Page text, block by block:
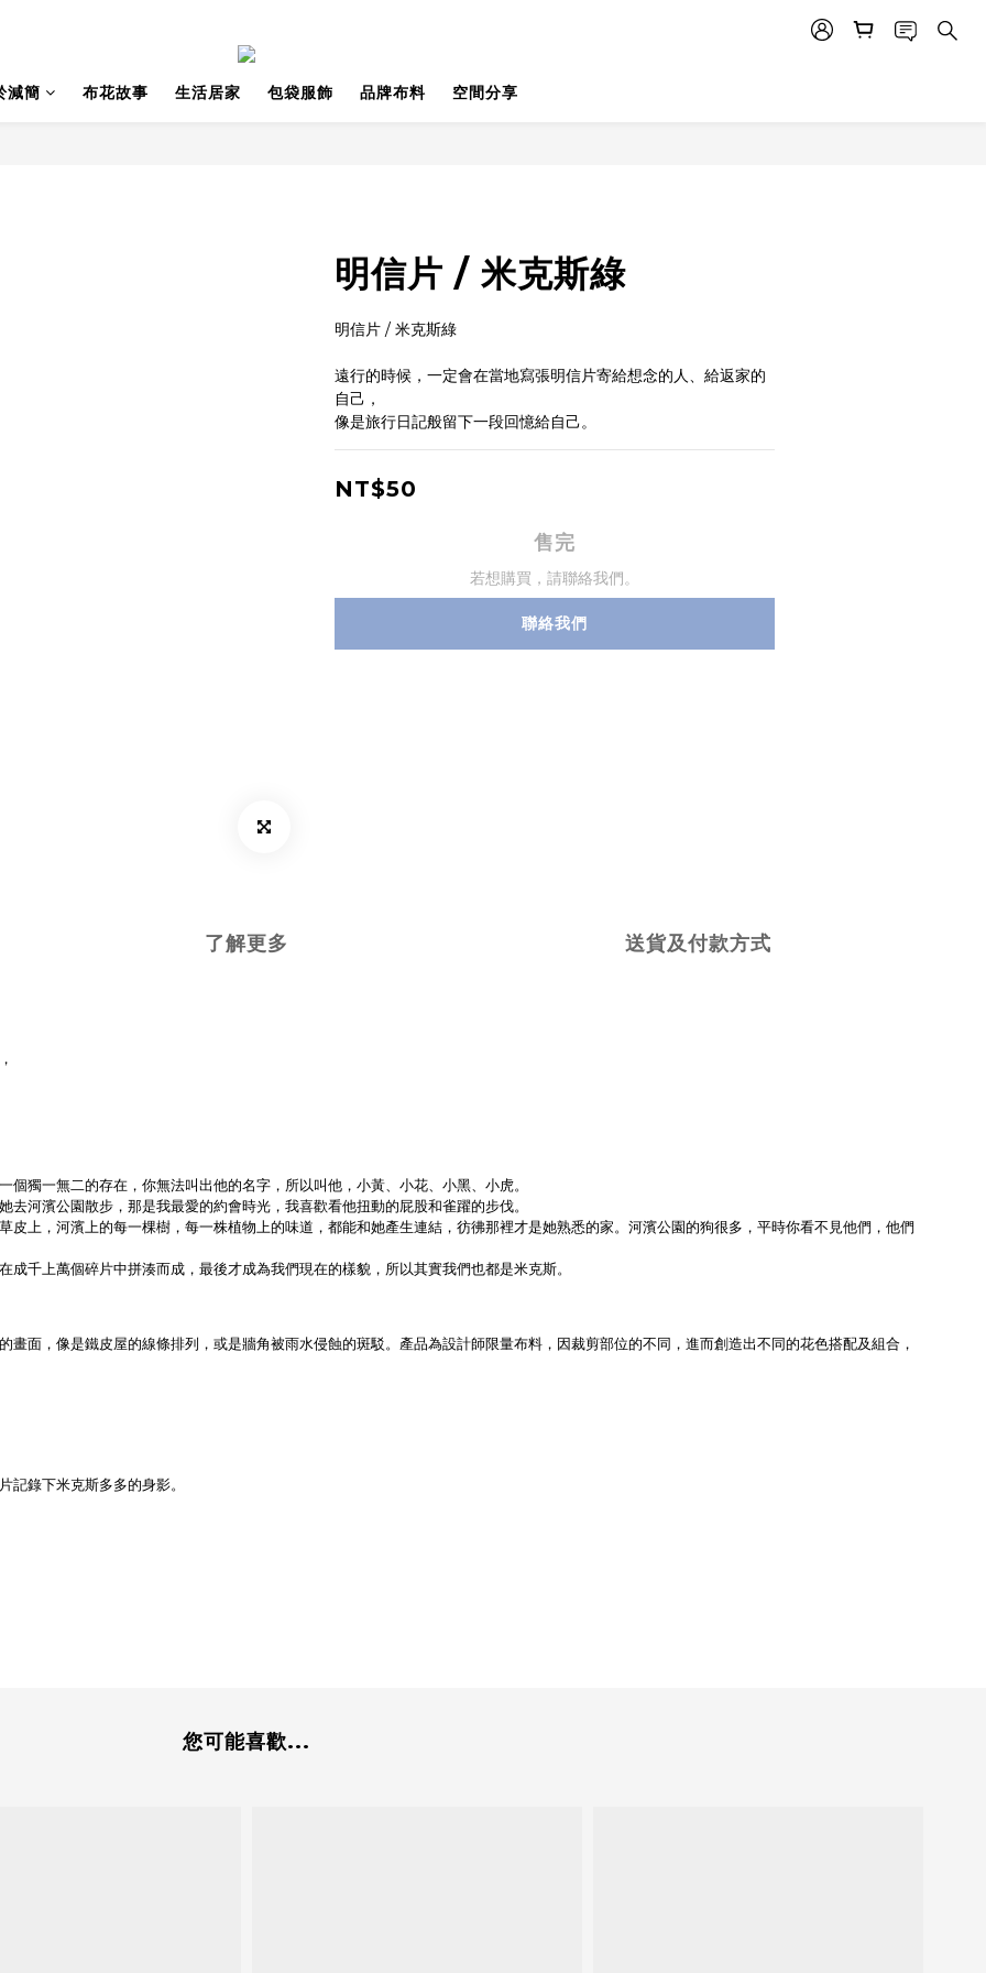
減簡 布花故事 生活居家 包袋服飾 品牌布料 空間分享
明信片 / 米克斯綠
明信片 / 米克斯綠
遠行的時候，一定會在當地寫張明信片寄給想念的人、給返家的
自己，
像是旅行日記般留下一段回憶給自己。
NT$50
售完
若想購買，請聯絡我們。
聯絡我們
了解更多 送貨及付款方式
獨一無二的存在，你無法叫出他的名字，所以叫他，小黃、小花、小黑、小虎。
河濱公園散步，那是我最愛的約會時光，我喜歡看他扭動的屁股和雀躍的步伐。
上，河濱上的每一棵樹，每一株植物上的味道，都能和她產生連結，彷彿那裡才是她熟悉的家。河濱公園的狗很多，平時你看不見他們，他們
千上萬個碎片中拼湊而成，最後才成為我們現在的樣貌，所以其實我們也都是米克斯。
面，像是鐵皮屋的線條排列，或是牆角被雨水侵蝕的斑駁。產品為設計師限量布料，因裁剪部位的不同，進而創造出不同的花色搭配及組合，
記錄下米克斯多多的身影。
您可能喜歡...